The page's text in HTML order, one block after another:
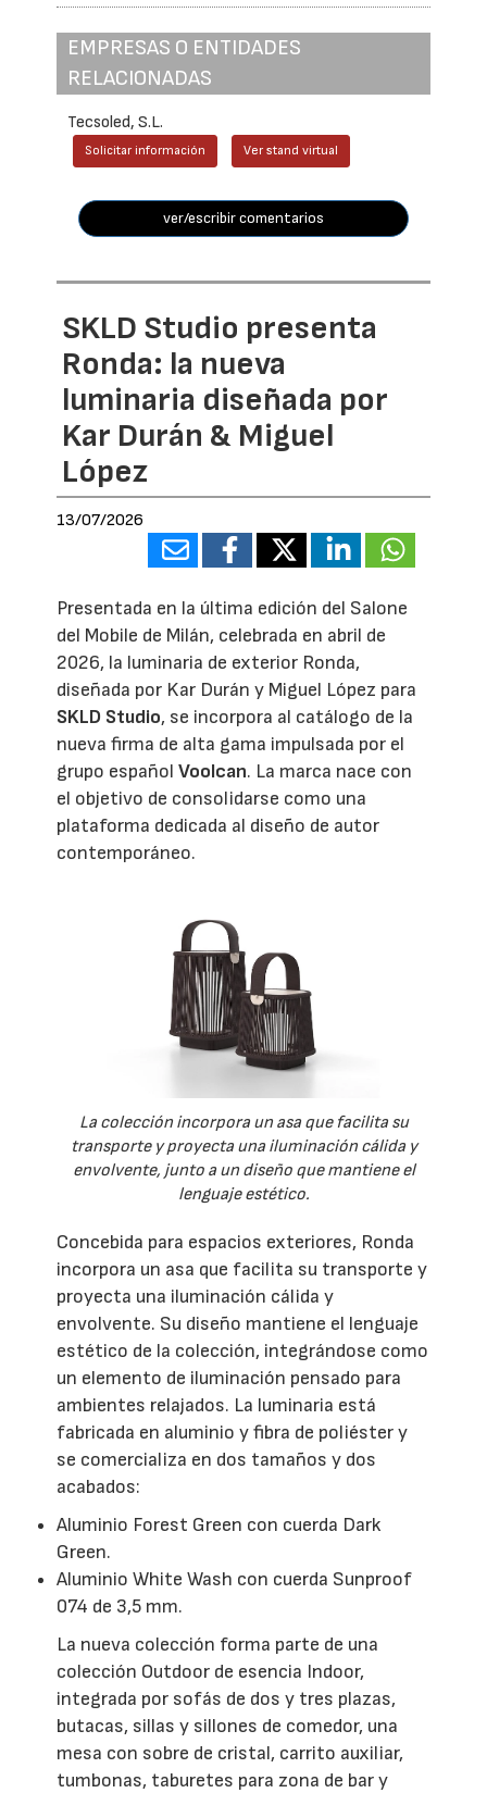
EMPRESAS O ENTIDADES
RELACIONADAS
Tecsoled, S.L.
Solicitar información Ver stand virtual
ver/escribir comentarios
SKLD Studio presenta
Ronda: la nueva
luminaria diseñada por
Kar Durán & Miguel
López
13/07/2026
Presentada en la última edición del Salone
del Mobile de Milán, celebrada en abril de
2026, la luminaria de exterior Ronda,
diseñada por Kar Durán y Miguel López para
SKLD Studio, se incorpora al catálogo de la
nueva firma de alta gama impulsada por el
grupo españolVoolcan. La marca nace con
el objetivo de consolidarse como una
plataforma dedicada al diseño de autor
contemporáneo.
La colección incorpora un asa que facilita su
transporte y proyecta una iluminación cálida y
envolvente, junto a un diseño que mantiene el
lenguaje estético.
Concebida para espacios exteriores, Ronda
incorpora un asa que facilita su transporte y
proyecta una iluminación cálida y
envolvente. Su diseño mantiene el lenguaje
estético de la colección, integrándose como
un elemento de iluminación pensado para
ambientes relajados. La luminaria está
fabricada en aluminio y fibra de poliéster y
se comercializa en dos tamaños y dos
acabados:
Aluminio Forest Green con cuerda Dark
Green.
Aluminio White Wash con cuerda Sunproof
074 de 3,5 mm.
La nueva colección forma parte de una
colección Outdoor de esencia Indoor,
integrada por sofás de dos y tres plazas,
butacas, sillas y sillones de comedor, una
mesa con sobre de cristal, carrito auxiliar,
tumbonas, taburetes para zona de bar y